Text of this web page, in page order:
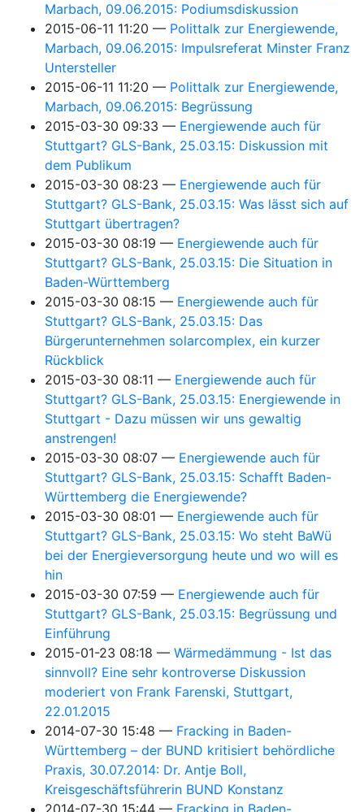
Marbach, 09.06.2015: Podiumsdiskussion
2015-06-11 11:20
Polittalk zur Energiewende,
Marbach, 09.06.2015: Impulsreferat Minster Franz
Untersteller
2015-06-11 11:20
Polittalk zur Energiewende,
Marbach, 09.06.2015: Begrüssung
2015-03-30 09:33
Energiewende auch für
Stuttgart? GLS-Bank, 25.03.15: Diskussion mit
dem Publikum
2015-03-30 08:23
Energiewende auch für
Stuttgart? GLS-Bank, 25.03.15: Was lässt sich auf
Stuttgart übertragen?
2015-03-30 08:19
Energiewende auch für
Stuttgart? GLS-Bank, 25.03.15: Die Situation in
Baden-Württemberg
2015-03-30 08:15
Energiewende auch für
Stuttgart? GLS-Bank, 25.03.15: Das
Bürgerunternehmen solarcomplex, ein kurzer
Rückblick
2015-03-30 08:11
Energiewende auch für
Stuttgart? GLS-Bank, 25.03.15: Energiewende in
Stuttgart - Dazu müssen wir uns gewaltig
anstrengen!
2015-03-30 08:07
Energiewende auch für
Stuttgart? GLS-Bank, 25.03.15: Schafft Baden-
Württemberg die Energiewende?
2015-03-30 08:01
Energiewende auch für
Stuttgart? GLS-Bank, 25.03.15: Wo steht BaWü
bei der Energieversorgung heute und wo will es
hin
2015-03-30 07:59
Energiewende auch für
Stuttgart? GLS-Bank, 25.03.15: Begrüssung und
Einführung
2015-01-23 08:18
Wärmedämmung - Ist das
sinnvoll? Eine sehr kontroverse Diskussion
moderiert von Frank Farenski, Stuttgart,
22.01.2015
2014-07-30 15:48
Fracking in Baden-
Württemberg – der BUND kritisiert behördliche
Praxis, 30.07.2014: Dr. Antje Boll,
Kreisgeschäftsführerin BUND Konstanz
2014-07-30 15:44
Fracking in Baden-